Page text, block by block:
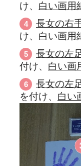
け、 白い画用
長女の右
け、 白い画用
長女の左
付け、 白い画
長女の左
を付け、 白い